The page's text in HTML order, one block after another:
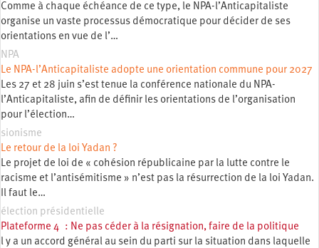
Comme à chaque échéance de ce type, le NPA-l’Anticapitaliste
organise un vaste processus démocratique pour décider de ses
orientations en vue de l’…
NPA
Le NPA-l’Anticapitaliste adopte une orientation commune pour 2027
Les 27 et 28 juin s’est tenue la conférence nationale du NPA-
l’Anticapitaliste, afin de définir les orientations de l’organisation
pour l’élection…
sionisme
Le retour de la loi Yadan ?
Le projet de loi de « cohésion républicaine par la lutte contre le
racisme et l’antisémitisme » n’est pas la résurrection de la loi Yadan.
Il faut le…
élection présidentielle
Plateforme 4 : Ne pas céder à la résignation, faire de la politique
l y a un accord général au sein du parti sur la situation dans laquelle